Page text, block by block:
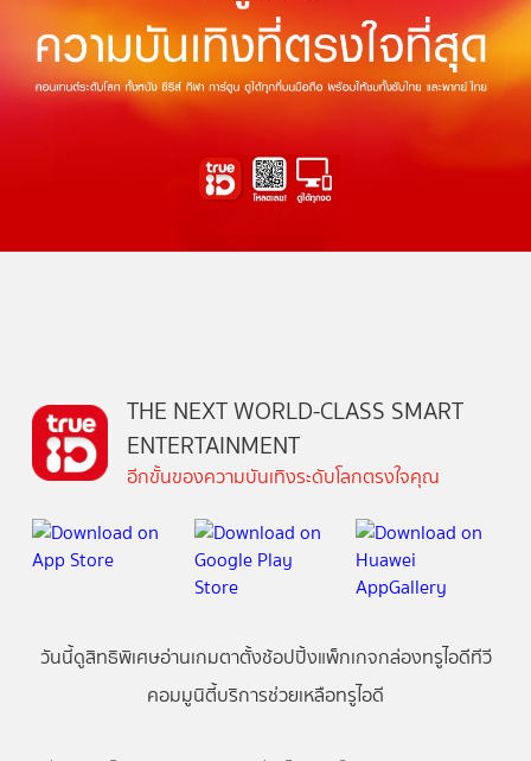
THE NEXT WORLD-CLASS SMART
ENTERTAINMENT
อีกขั้นของความบันเทิงระดับโลกตรงใจคุณ
วันนี้ดูสิทธิพิเศษอ่านเกมตาตั้งช้อปปิ้งแพ็กเกจกล่องทรูไอดีทีวี
คอมมูนิตี้บริการช่วยเหลือทรูไอดี